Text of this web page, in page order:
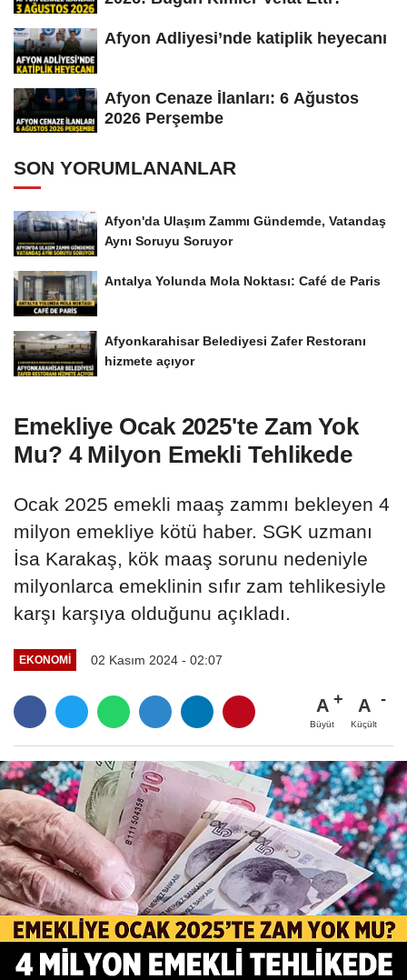
Afyon Adliyesi’nde katiplik heyecanı
Afyon Cenaze İlanları: 6 Ağustos
2026 Perşembe
SON YORUMLANANLAR
Afyon'da Ulaşım Zammı Gündemde, Vatandaş
Aynı Soruyu Soruyor
Antalya Yolunda Mola Noktası: Café de Paris
Afyonkarahisar Belediyesi Zafer Restoranı
hizmete açıyor
Emekliye Ocak 2025'te Zam Yok
Mu? 4 Milyon Emekli Tehlikede
Ocak 2025 emekli maaş zammı bekleyen 4
milyon emekliye kötü haber. SGK uzmanı
İsa Karakaş, kök maaş sorunu nedeniyle
milyonlarca emeklinin sıfır zam tehlikesiyle
karşı karşıya olduğunu açıkladı.
EKONOMI 02 Kasım 2024 - 02:07
A
Büyüt
A
Küçült